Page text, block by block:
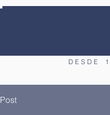
D E S D E
Post